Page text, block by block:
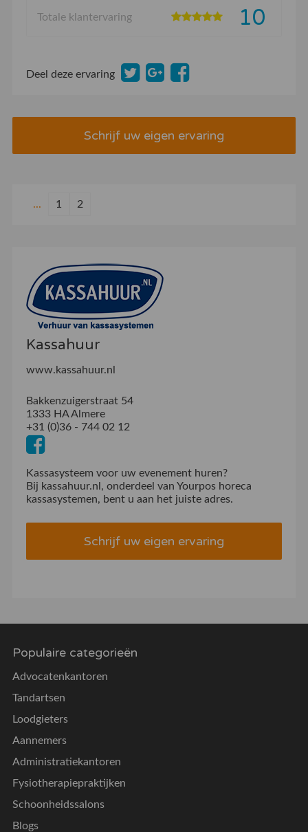
Totale klantervaring 10
Deel deze ervaring
Schrijf uw eigen ervaring
... 1 2
Kassahuur
www.kassahuur.nl
Bakkenzuigerstraat 54
1333 HA Almere
+31 (0)36 - 744 02 12
Kassasysteem voor uw evenement huren?
Bij kassahuur.nl, onderdeel van Yourpos horeca
kassasystemen, bent u aan het juiste adres.
Schrijf uw eigen ervaring
Populaire categorieën
Advocatenkantoren
Tandartsen
Loodgieters
Aannemers
Administratiekantoren
Fysiotherapiepraktijken
Schoonheidssalons
Blogs